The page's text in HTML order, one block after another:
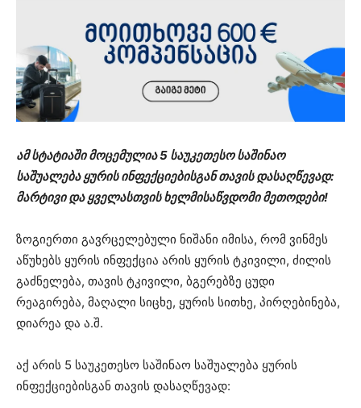
ამ სტატიაში მოცემულია 5 საუკეთესო საშინაო
საშუალება ყურის ინფექციებისგან თავის დასაღწევად:
მარტივი და ყველასთვის ხელმისაწვდომი მეთოდები!
ზოგიერთი გავრცელებული ნიშანი იმისა, რომ ვინმეს
აწუხებს ყურის ინფექცია არის ყურის ტკივილი, ძილის
გაძნელება, თავის ტკივილი, ბგერებზე ცუდი
რეაგირება, მაღალი სიცხე, ყურის სითხე, პირღებინება,
დიარეა და ა.შ.
აქ არის 5 საუკეთესო საშინაო საშუალება ყურის
ინფექციებისგან თავის დასაღწევად: